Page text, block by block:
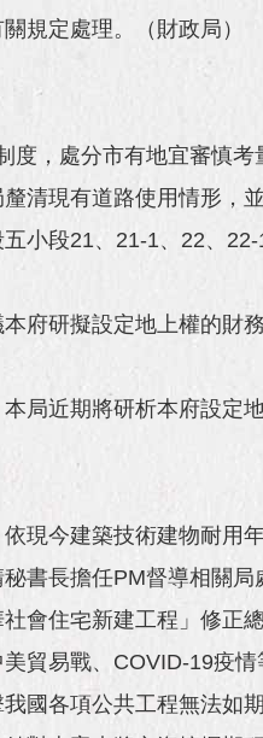
規定處理。（財政局）
度，處分市有地宜審慎
清現有道路使用情形，
小段21、21-1、22、
府研擬設定地上權的財
局近期將研析本府設定
依現今建築技術建物耐
書長擔任PM督導相關
會住宅新建工程」修正
貿易戰、COVID-19疫
國各項公共工程無法如